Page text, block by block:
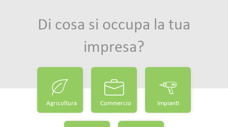
Di cosa si occupa la tua
impresa?
Agricoltura Commercio Impianti